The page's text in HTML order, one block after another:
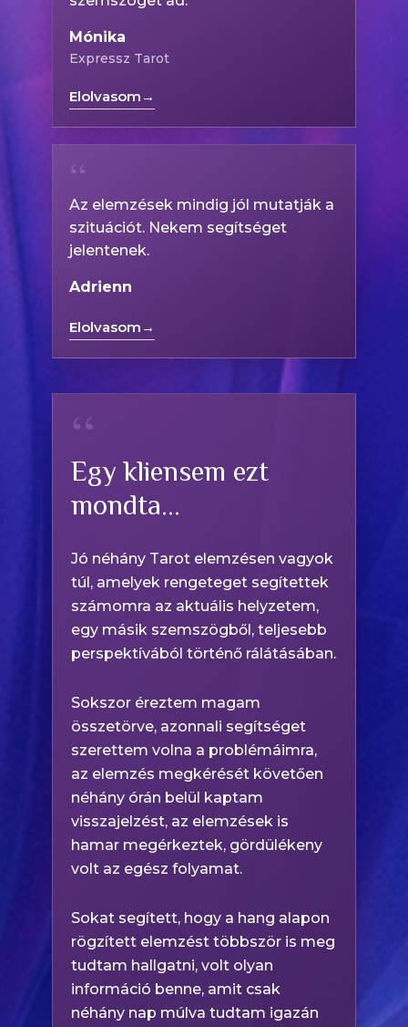
Mónika
Expressz Tarot
Elolvasom →
“
Az elemzések mindig jól mutatják a
szituációt. Nekem segítséget
jelentenek.
Adrienn
Elolvasom →
“
Egy kliensem ezt
mondta…
Jó néhány Tarot elemzésen vagyok
túl, amelyek rengeteget segítettek
számomra az aktuális helyzetem,
egy másik szemszögből, teljesebb
perspektívából történő rálátásában.
Sokszor éreztem magam
összetörve, azonnali segítséget
szerettem volna a problémáimra,
az elemzés megkérését követően
néhány órán belül kaptam
visszajelzést, az elemzések is
hamar megérkeztek, gördülékeny
volt az egész folyamat.
Sokat segített, hogy a hang alapon
rögzített elemzést többször is meg
tudtam hallgatni, volt olyan
információ benne, amit csak
néhány nap múlva tudtam igazán